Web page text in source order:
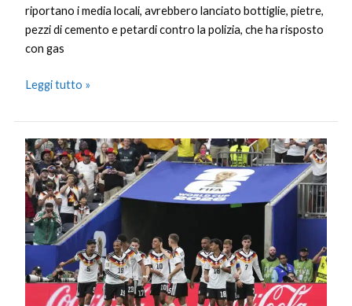
riportano i media locali, avrebbero lanciato bottiglie, pietre,
pezzi di cemento e petardi contro la polizia, che ha risposto
con gas
Leggi tutto »
La
Germania
dilaga
dopo
lo
spavento
iniziale,
Curacao
battuto